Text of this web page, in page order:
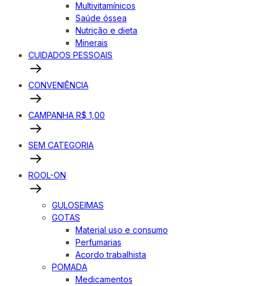
Multivitamínicos
Saúde óssea
Nutrição e dieta
Minerais
CUIDADOS PESSOAIS
CONVENIÊNCIA
CAMPANHA R$ 1,00
SEM CATEGORIA
ROOL-ON
GULOSEIMAS
GOTAS
Material uso e consumo
Perfumarias
Acordo trabalhista
POMADA
Medicamentos